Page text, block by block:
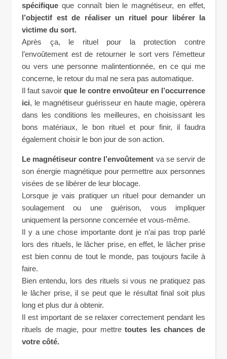
spécifique que connaît bien le magnétiseur, en effet,
l’objectif est de réaliser un rituel pour libérer la
victime du sort.
Après ça, le rituel pour la protection contre
l’envoûtement est de retourner le sort vers l’émetteur
ou vers une personne malintentionnée, en ce qui me
concerne, le retour du mal ne sera pas automatique.
Il faut savoirque le contre envoûteur en l’occurrence
ici, le magnétiseur guérisseur en haute magie, opèrera
dans les conditions les meilleures, en choisissant les
bons matériaux, le bon rituel et pour finir, il faudra
également choisir le bon jour de son action.
Le magnétiseur contre l’envoûtement va se servir de
son énergie magnétique pour permettre aux personnes
visées de se libérer de leur blocage.
Lorsque je vais pratiquer un rituel pour demander un
soulagement ou une guérison, vous impliquer
uniquement la personne concernée et vous-même.
Il y a une chose importante dont je n’ai pas trop parlé
lors des rituels, le lâcher prise, en effet, le lâcher prise
est bien connu de tout le monde, pas toujours facile à
faire.
Bien entendu, lors des rituels si vous ne pratiquez pas
le lâcher prise, il se peut que le résultat final soit plus
long et plus dur à obtenir.
Il est important de se relaxer correctement pendant les
rituels de magie, pour mettretoutes les chances de
votre côté.